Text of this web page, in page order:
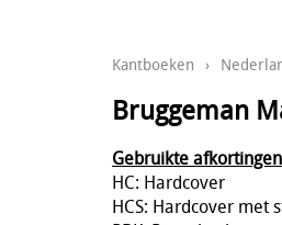
Kantboeken ›
Bruggeman
Gebruikte
HC: Hardcover
HCS: Hardcover met